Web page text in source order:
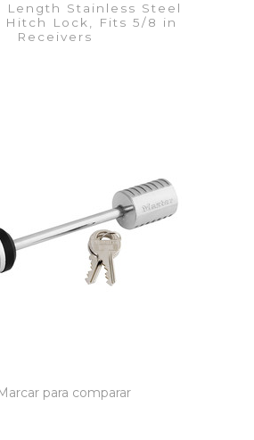
Length Stainless Steel
Hitch Lock, Fits 5/8 in
Receivers
a la lista de cotización
para comparar